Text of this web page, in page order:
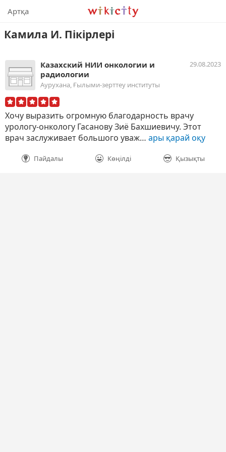
Викисити
Артқа
Камила И. Пікірлері
Казахский НИИ онкологии и
радиологии
Аурухана, Ғылыми-зерттеу институты
29.08.2023
Хочу выразить огромную благодарность врачу
урологу-онкологу Гасанову Зиё Бахшиевичу. Этот
врач заслуживает большого уваж… ары қарай оқу
Пайдалы Көңілді Қызықты